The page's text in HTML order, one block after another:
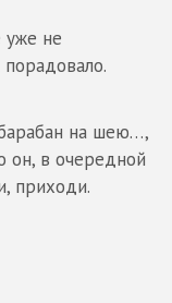
уже не
на шею…,
он, в очередной
приходи.